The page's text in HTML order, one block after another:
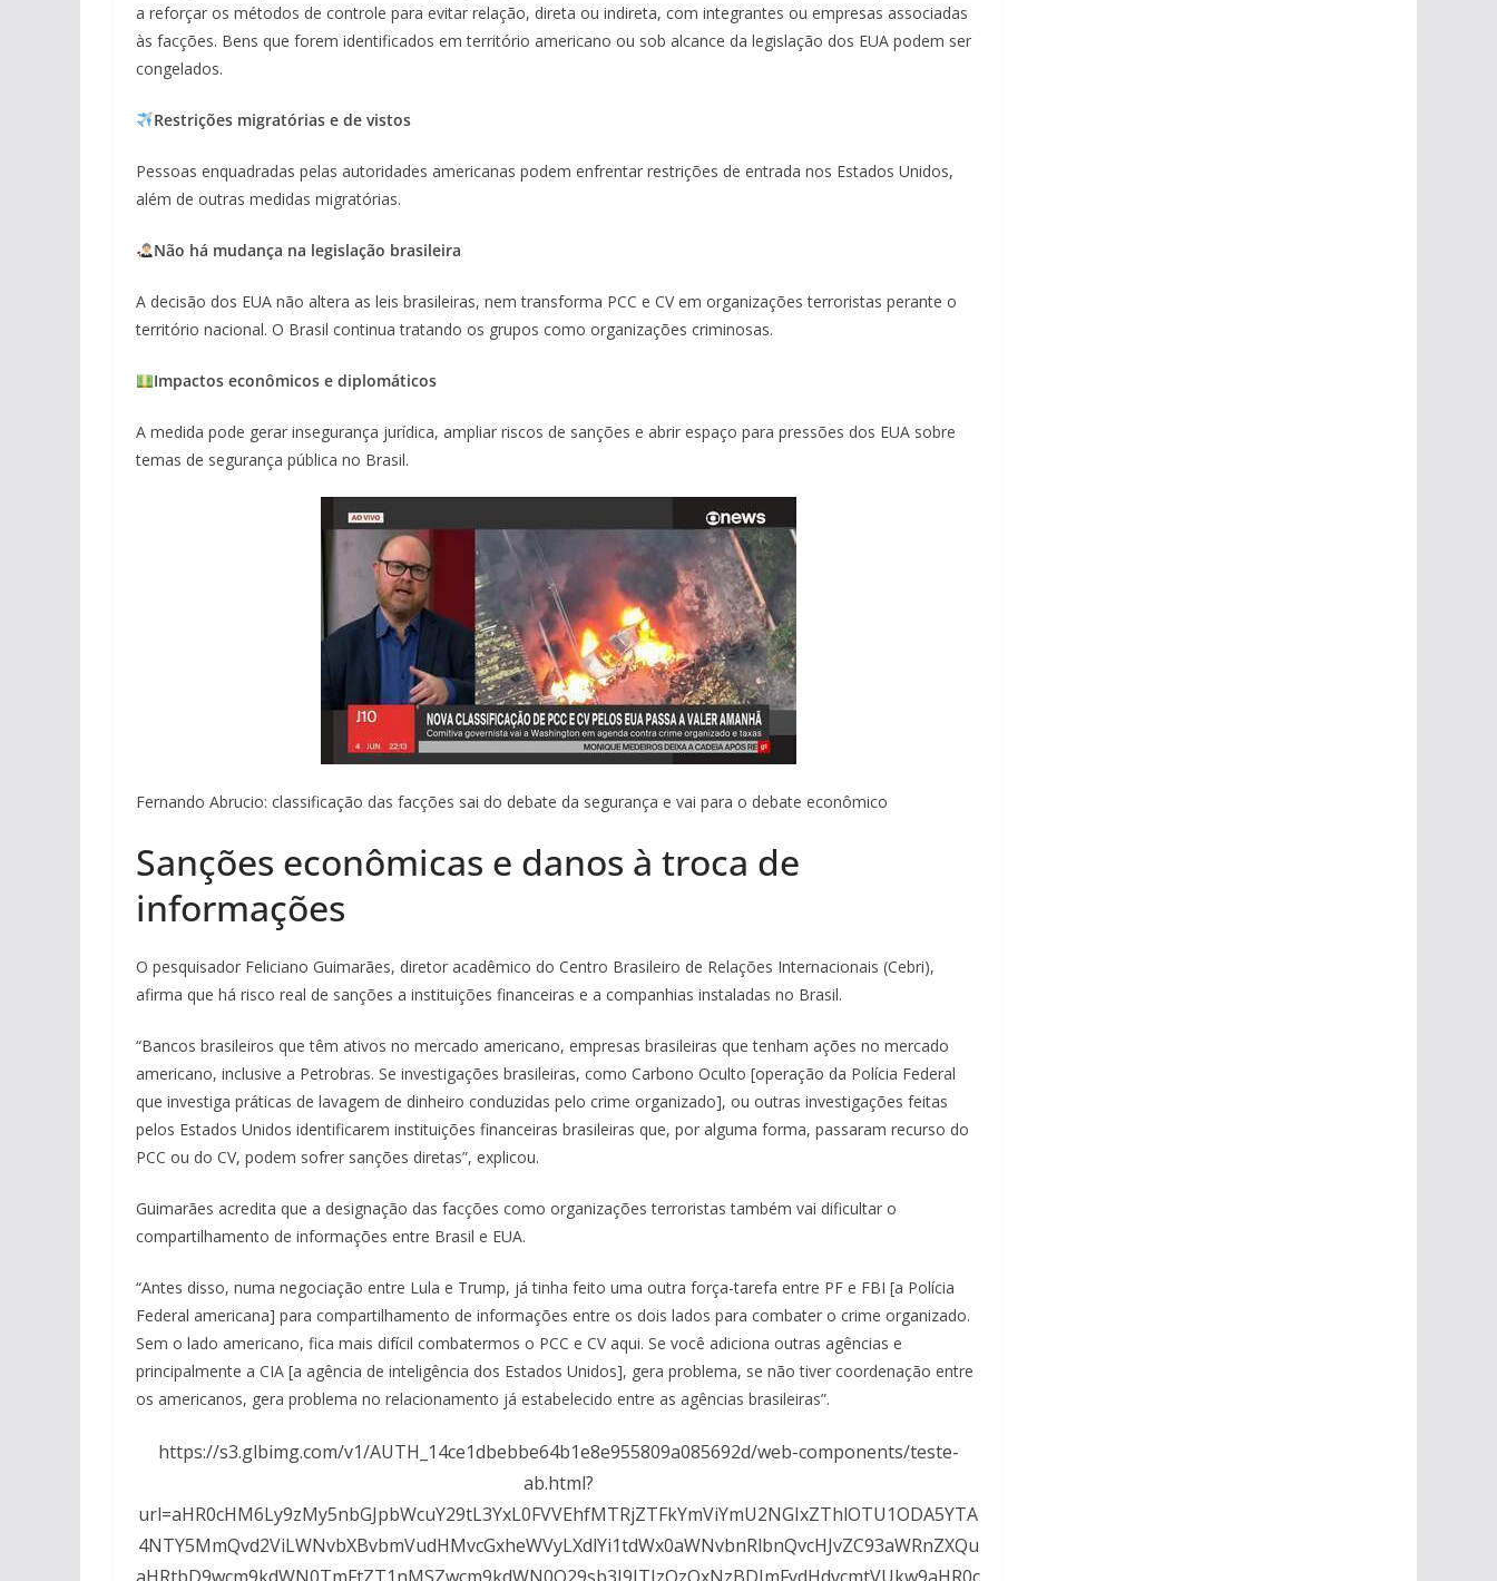
a reforçar os métodos de controle para evitar relação, direta ou indireta, com integrantes ou empresas associadas
às facções. Bens que forem identificados em território americano ou sob alcance da legislação dos EUA podem ser
congelados.
Restrições migratórias e de vistos
Pessoas enquadradas pelas autoridades americanas podem enfrentar restrições de entrada nos Estados Unidos,
além de outras medidas migratórias.
Não há mudança na legislação brasileira
A decisão dos EUA não altera as leis brasileiras, nem transforma PCC e CV em organizações terroristas perante o
território nacional. O Brasil continua tratando os grupos como organizações criminosas.
Impactos econômicos e diplomáticos
A medida pode gerar insegurança jurídica, ampliar riscos de sanções e abrir espaço para pressões dos EUA sobre
temas de segurança pública no Brasil.
Fernando Abrucio: classificação das facções sai do debate da segurança e vai para o debate econômico
Sanções econômicas e danos à troca de
informações
O pesquisador Feliciano Guimarães, diretor acadêmico do Centro Brasileiro de Relações Internacionais (Cebri),
afirma que há risco real de sanções a instituições financeiras e a companhias instaladas no Brasil.
“Bancos brasileiros que têm ativos no mercado americano, empresas brasileiras que tenham ações no mercado
americano, inclusive a Petrobras. Se investigações brasileiras, como Carbono Oculto [operação da Polícia Federal
que investiga práticas de lavagem de dinheiro conduzidas pelo crime organizado], ou outras investigações feitas
pelos Estados Unidos identificarem instituições financeiras brasileiras que, por alguma forma, passaram recurso do
PCC ou do CV, podem sofrer sanções diretas”, explicou.
Guimarães acredita que a designação das facções como organizações terroristas também vai dificultar o
compartilhamento de informações entre Brasil e EUA.
“Antes disso, numa negociação entre Lula e Trump, já tinha feito uma outra força-tarefa entre PF e FBI [a Polícia
Federal americana] para compartilhamento de informações entre os dois lados para combater o crime organizado.
Sem o lado americano, fica mais difícil combatermos o PCC e CV aqui. Se você adiciona outras agências e
principalmente a CIA [a agência de inteligência dos Estados Unidos], gera problema, se não tiver coordenação entre
os americanos, gera problema no relacionamento já estabelecido entre as agências brasileiras”.
https://s3.glbimg.com/v1/AUTH_14ce1dbebbe64b1e8e955809a085692d/web-components/teste-
ab.html?
url=aHR0cHM6Ly9zMy5nbGJpbWcuY29tL3YxL0FVVEhfMTRjZTFkYmViYmU2NGIxZThlOTU1ODA5YTA
4NTY5MmQvd2ViLWNvbXBvbmVudHMvcGxheWVyLXdlYi1tdWx0aWNvbnRlbnQvcHJvZC93aWRnZXQu